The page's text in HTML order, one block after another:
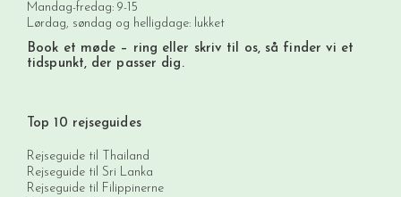
Mandag-fredag: 9-15
Lørdag, søndag og helligdage: lukket
Book et møde – ring eller skriv til os, så finder vi et
tidspunkt, der passer dig.
Top 10 rejseguides
Rejseguide til Thailand
Rejseguide til Sri Lanka
Rejseguide til Filippinerne